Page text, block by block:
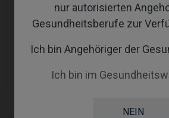
nur autorisierten
Gesundheitsberufe zur
Ich bin Angehöriger der
Ich bin im
NEIN